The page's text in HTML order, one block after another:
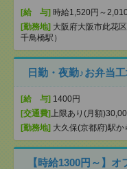
[給 与] 時給1,520円～
[勤務地] 大阪府大阪市此花
千鳥橋駅）
日勤・夜勤♪お弁当
[給 与] 1400円
[交通費] 上限あり(月額
[勤務地] 大久保(京都府)駅か
【時給1300円～】